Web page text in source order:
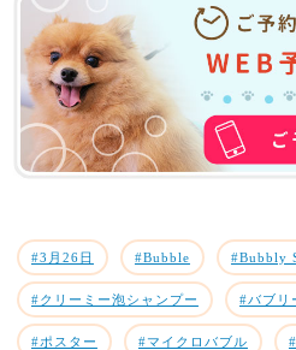
#3月26日 #Bubble #Bubbly
#クリーミー泡シャンプー #バブリ
#ポスター #マイクロバブル